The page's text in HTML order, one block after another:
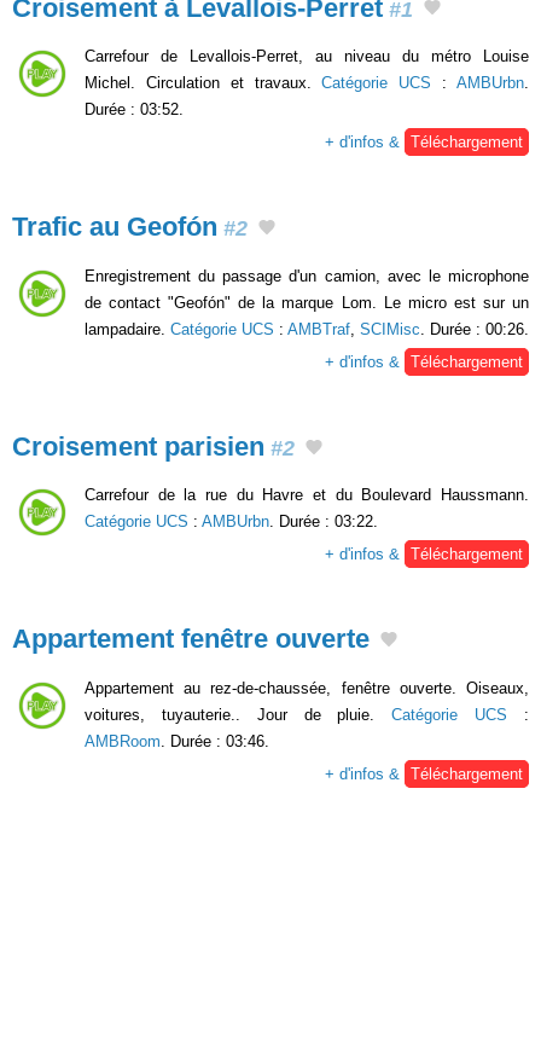
Croisement à Levallois-Perret #1
Carrefour de Levallois-Perret, au niveau du métro Louise
Michel. Circulation et travaux.Catégorie UCS :AMBUrbn.
Durée : 03:52.
+ d'infos & Téléchargement
Trafic au Geofón #2
Enregistrement du passage d'un camion, avec le microphone
de contact "Geofón" de la marque Lom. Le micro est sur un
lampadaire. Catégorie UCS : AMBTraf SCIMisc . Durée : 00:26.
+ d'infos &
Téléchargement
Croisement parisien #2
Carrefour de la rue du Havre et du Boulevard Haussmann.
Catégorie UCS : AMBUrbn. Durée : 03:22.
+ d'infos & Téléchargement
Appartement fenêtre ouverte
Appartement au rez-de-chaussée, fenêtre ouverte. Oiseaux,
voitures, tuyauterie.. Jour de pluie.Catégorie UCS :
AMBRoom. Durée : 03:46.
+ d'infos & Téléchargement